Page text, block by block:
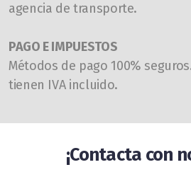
agencia de transporte.
PAGO E IMPUESTOS
Métodos de pago 100%
tienen IVA incluido.
¡Contacta con